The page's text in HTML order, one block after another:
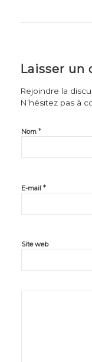
Laisser un
Rejoindre la
N’hésitez pas à
Nom *
E-mail *
Site web